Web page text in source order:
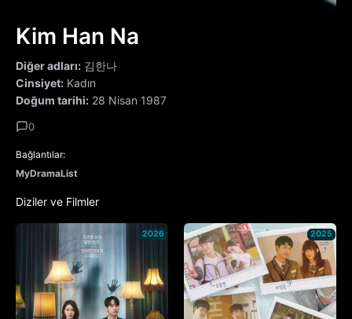
Kim Han Na
Diğer adları: 김한나
Cinsiyet: Kadın
Doğum tarihi: 28 Nisan 1987
0
Bağlantılar:
MyDramaList
Diziler ve Filmler
2026 2025